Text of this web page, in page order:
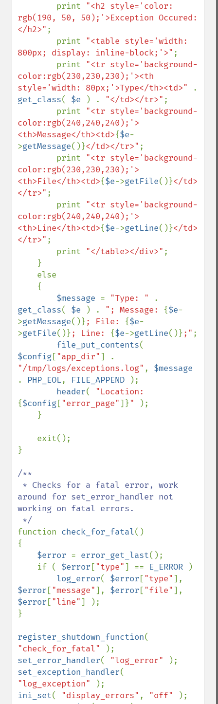
        print
"<h2 style='color:
rgb(190, 50, 50);'>Exception Occured:
</h2>" ;
        print
"<table style='width:
800px; display: inline-block;'>" ;
        print
"<tr style='background-
color:rgb(230,230,230);'><th
style='width: 80px;'>Type</th><td>"
get_class( $e ) . "</td></tr>" ;
        print
"<tr style='background-
color:rgb(240,240,240);'>
<th>Message</th><td>{$e-
>getMessage()}</td></tr>" ;
        print
"<tr style='background-
color:rgb(230,230,230);'>
<th>File</th><td>{$e->getFile()}</td>
</tr>" ;
        print
"<tr style='background-
color:rgb(240,240,240);'>
<th>Line</th><td>{$e->getLine()}</td>
</tr>" ;
        print
"</table></div>" ;
$message = "Type: "
get_class( $e ) . "; Message: {$e-
>getMessage()}; File: {$e-
>getFile()}; Line: {$e->getLine()};" ;
file_put_contents
$config["app_dir"
"/tmp/logs/exceptions.log" ,
. PHP_EOL, FILE_APPEND
);
header(
{$config["error_page"]}"
);
}
/**
around for set_error_handler not
working on fatal errors.
function check_for_fatal()
{
$error = error_get_last();
    if (
$error ["type"] == E_ERROR
)
log_error( $error ["type"
$error ["message"], $error ["file"
$error ["line"] );
}
register_shutdown_function
"check_for_fatal"
set_error_handler( "log_error"
set_exception_handler
"log_exception"
ini_set( "display_errors" , "off"